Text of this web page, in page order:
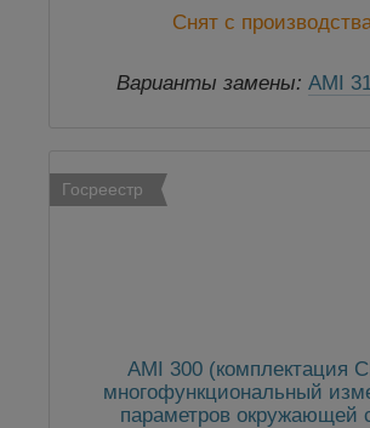
Снят с
Варианты замены: AMI
Госреестр
AMI 300 (комплектация
многофункциональный
параметров окружающей